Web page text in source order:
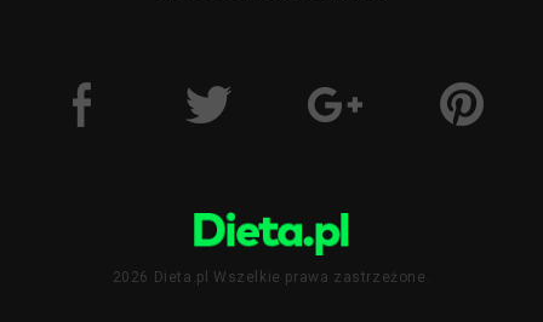
2026 Dieta.pl Wszelkie prawa zastrzeżone.